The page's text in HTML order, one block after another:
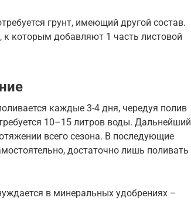
грунт, имеющий другой состав.
к которым добавляют 1 часть листовой
каждые 3-4 дня, чередуя полив
10–15 литров воды. Дальнейший
всего сезона. В последующие
достаточно лишь поливать
в минеральных удобрениях –